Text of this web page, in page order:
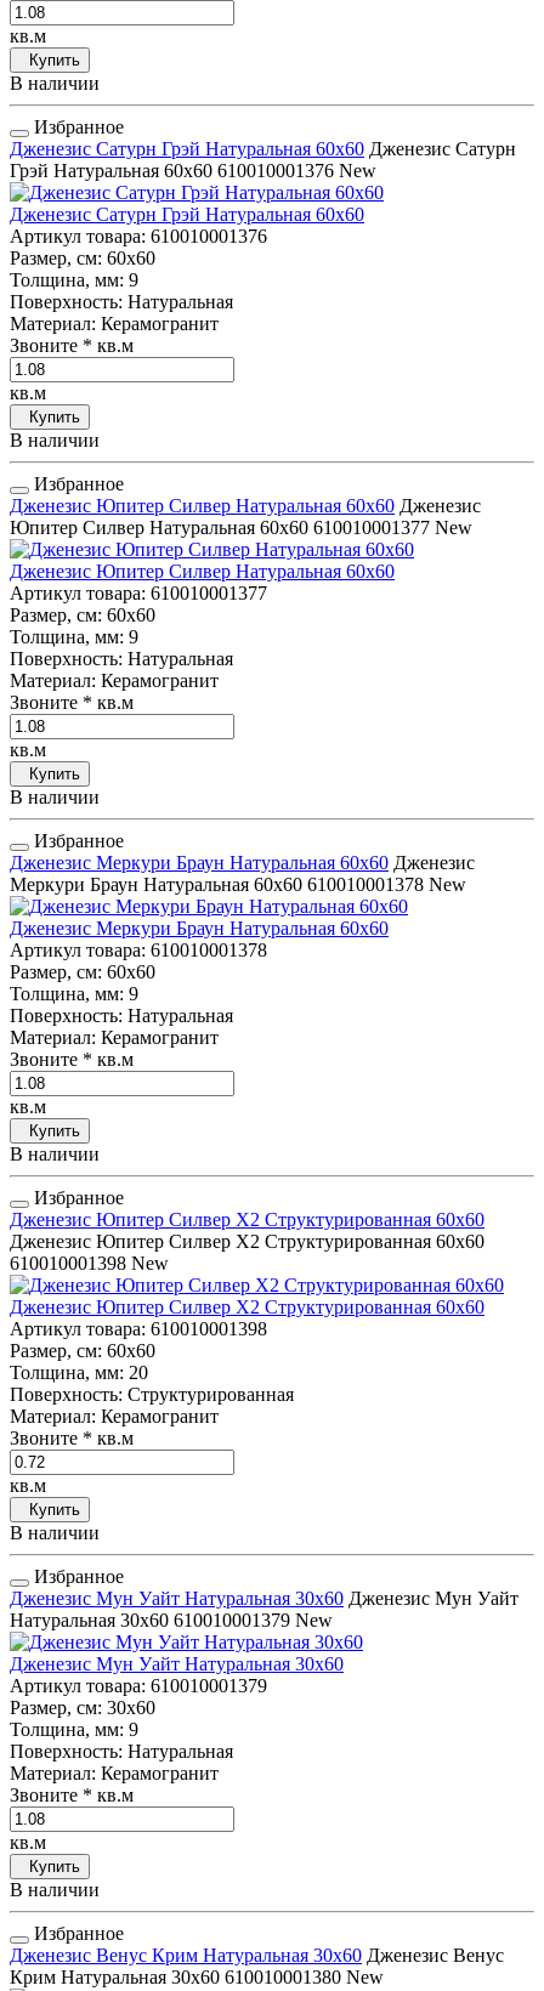
кв.м
Купить
В наличии
Избранное
Дженезис Сатурн Грэй Натуральная 60x60 Дженезис Сатурн
Грэй Натуральная 60x60 610010001376 New
Дженезис Сатурн Грэй Натуральная 60x60
Артикул товара: 610010001376
Размер, см: 60x60
Толщина, мм: 9
Поверхность: Натуральная
Материал: Керамогранит
Звоните * кв.м
кв.м
Купить
В наличии
Избранное
Дженезис Юпитер Силвер Натуральная 60x60 Дженезис
Юпитер Силвер Натуральная 60x60 610010001377 New
Дженезис Юпитер Силвер Натуральная 60x60
Артикул товара: 610010001377
Размер, см: 60x60
Толщина, мм: 9
Поверхность: Натуральная
Материал: Керамогранит
Звоните * кв.м
кв.м
Купить
В наличии
Избранное
Дженезис Меркури Браун Натуральная 60x60 Дженезис
Меркури Браун Натуральная 60x60 610010001378 New
Дженезис Меркури Браун Натуральная 60x60
Артикул товара: 610010001378
Размер, см: 60x60
Толщина, мм: 9
Поверхность: Натуральная
Материал: Керамогранит
Звоните * кв.м
кв.м
Купить
В наличии
Избранное
Дженезис Юпитер Силвер Х2 Структурированная 60x60
Дженезис Юпитер Силвер Х2 Структурированная 60x60
610010001398 New
Дженезис Юпитер Силвер Х2 Структурированная 60x60
Артикул товара: 610010001398
Размер, см: 60x60
Толщина, мм: 20
Поверхность: Структурированная
Материал: Керамогранит
Звоните * кв.м
кв.м
Купить
В наличии
Избранное
Дженезис Мун Уайт Натуральная 30x60 Дженезис Мун Уайт
Натуральная 30x60 610010001379 New
Дженезис Мун Уайт Натуральная 30x60
Артикул товара: 610010001379
Размер, см: 30x60
Толщина, мм: 9
Поверхность: Натуральная
Материал: Керамогранит
Звоните * кв.м
кв.м
Купить
В наличии
Избранное
Дженезис Венус Крим Натуральная 30x60 Дженезис Венус
Крим Натуральная 30x60 610010001380 New